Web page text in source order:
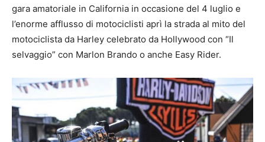
gara amatoriale in California in occasione del 4 luglio e
l’enorme afflusso di motociclisti aprì la strada al mito del
motociclista da Harley celebrato da Hollywood con “Il
selvaggio” con Marlon Brando o anche Easy Rider.